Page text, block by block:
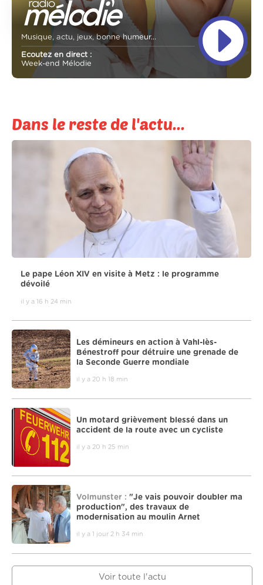
Musique, actu, jeux, bonne humeur...
Ecoutez en direct :
Week-end Mélodie
Dans le reste de l'actu...
Le pape Léon XIV en visite à Metz : le programme
dévoilé
il y a 16 h 24 min
Les démineurs en action à Vahl-lès-
Bénestroff pour détruire une grenade de
la Seconde Guerre mondiale
il y a 20 h 18 min
Un motard grièvement blessé dans un
accident de la route avec un cycliste
il y a 20 h 25 min
Volmunster : "Je vais pouvoir doubler ma
production", des travaux de
modernisation au moulin Arnet
il y a 1 jour 2 h 34 min
Voir toute l'actu